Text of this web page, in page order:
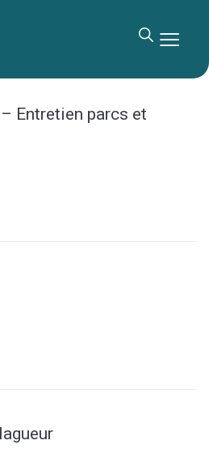
Entretien parcs et